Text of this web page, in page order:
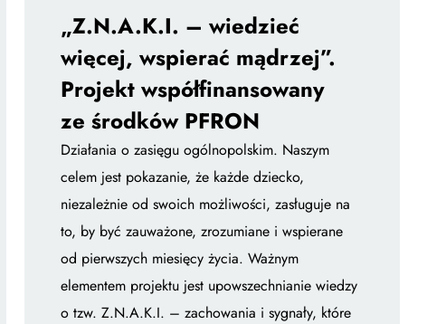
„Z.N.A.K.I. – wiedzieć
więcej, wspierać mądrzej”.
Projekt współfinansowany
ze środków PFRON
Działania o zasięgu ogólnopolskim. Naszym
celem jest pokazanie, że każde dziecko,
niezależnie od swoich możliwości, zasługuje na
to, by być zauważone, zrozumiane i wspierane
od pierwszych miesięcy życia. Ważnym
elementem projektu jest upowszechnianie wiedzy
o tzw. Z.N.A.K.I. – zachowania i sygnały, które